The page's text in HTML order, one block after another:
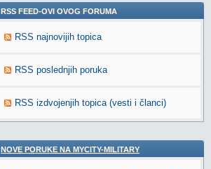
RSS FEED-OVI OVOG FORUMA
RSS najnovijih topica
RSS poslednjih poruka
RSS izdvojenjih topica (vesti i članci)
NOVE PORUKE NA MYCITY-MILITARY